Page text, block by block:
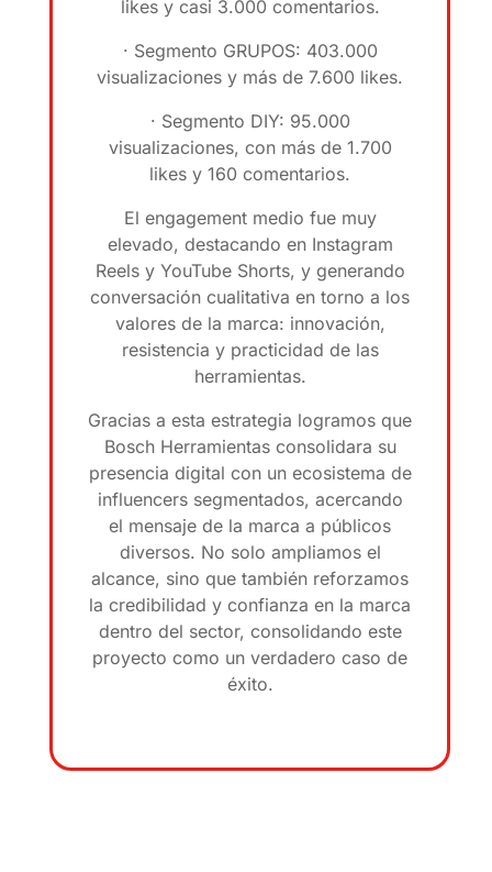
likes y casi 3.000 comentarios.
· Segmento GRUPOS: 403.000
visualizaciones y más de 7.600 likes.
· Segmento DIY: 95.000
visualizaciones, con más de 1.700
likes y 160 comentarios.
El engagement medio fue muy
elevado, destacando en Instagram
Reels y YouTube Shorts, y generando
conversación cualitativa en torno a los
valores de la marca: innovación,
resistencia y practicidad de las
herramientas.
Gracias a esta estrategia logramos que
Bosch Herramientas consolidara su
presencia digital con un ecosistema de
influencers segmentados, acercando
el mensaje de la marca a públicos
diversos. No solo ampliamos el
alcance, sino que también reforzamos
la credibilidad y confianza en la marca
dentro del sector, consolidando este
proyecto como un verdadero caso de
éxito.